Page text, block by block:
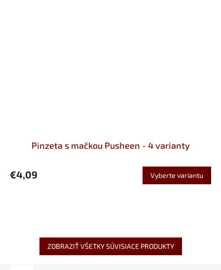
Pinzeta s mačkou Pusheen - 4 varianty
€4,09 Vyberte variantu
ZOBRAZIŤ VŠETKY SÚVISIACE PRODUKTY